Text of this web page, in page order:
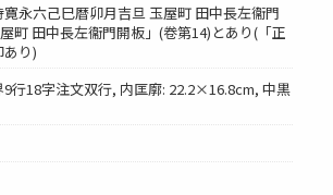
永六己巳暦卯月吉旦 玉屋町 田中長左衞門
町 田中長左衞門開板」(卷第14)とあり(「正
り)
行18字注文双行, 内匡廓: 22.2×16.8cm, 中黒